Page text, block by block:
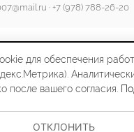
для обеспечения
после вашего согласия.
ОТКЛОНИТЬ
· +7 (978) 788-26-20